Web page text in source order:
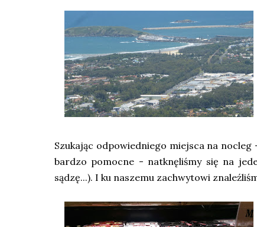
Szukając odpowiedniego miejsca na
bardzo pomocne - natknęliśmy się na
sądzę...). I ku naszemu zachwytowi